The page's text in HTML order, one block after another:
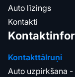
Auto līzings
Kontakti
Kontakttālruņi
Auto uzpirkšana -